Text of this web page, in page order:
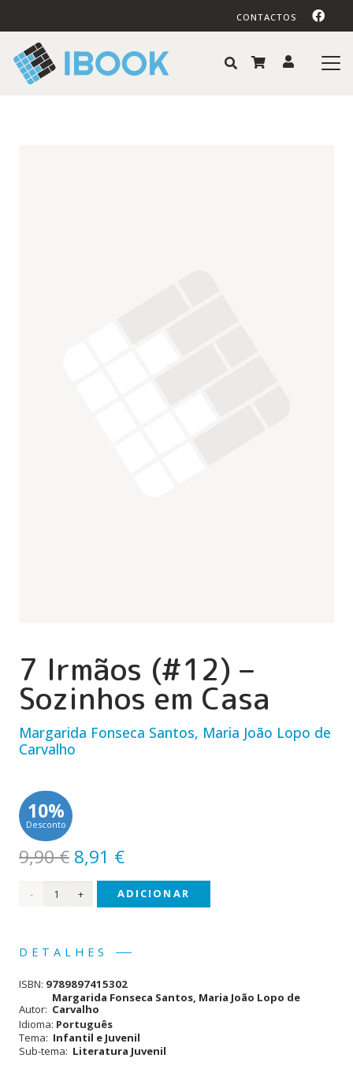
CONTACTOS
7 Irmãos (#12) –
Sozinhos em Casa
Margarida Fonseca Santos, Maria João Lopo de
Carvalho
10%
Desconto
9,90€ O
preço
original
9,90 €.
8,91 €O
preço
atual
Quantidade
Sozinhos
em
ADICIONAR
DETALHES
ISBN: 9789897415302
Autor:
Margarida Fonseca Santos, Maria João Lopo de
Carvalho
Idioma: Português
Tema: Infantil e Juvenil
Sub-tema: Literatura Juvenil